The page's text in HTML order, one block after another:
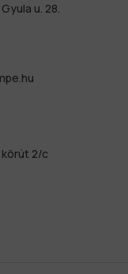
u. 28.
2/c